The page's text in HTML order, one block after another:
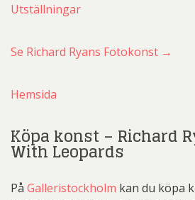
Utställningar
Se Richard Ryans Fotokonst →
Hemsida
Köpa konst – Richard
With Leopards
På Galleristockholm kan du köpa